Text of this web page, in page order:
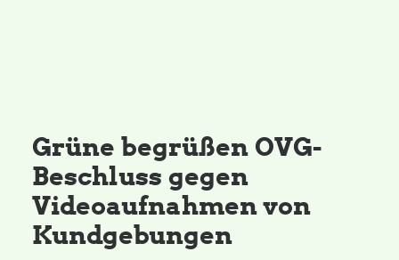
Grünes Zentrum
Personen
Grüne begrüßen OVG-
Beschluss gegen
Videoaufnahmen von
Kundgebungen